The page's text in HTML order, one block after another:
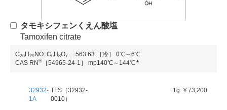
タモキシフェンくえん酸塩
Tamoxifen citrate
C26H29NO･C6H8O7 563.63
［冷］ 0℃～6℃
CAS RN® ［54965-24-1］ mp140℃～144℃ ▲
32932-
1A
TFS（32932-
0010）
1g ￥73,200